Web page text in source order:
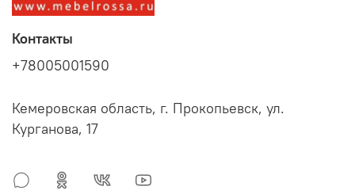
Контакты
+78005001590
Кемеровская область, г. Прокопьевск, ул.
Курганова, 17